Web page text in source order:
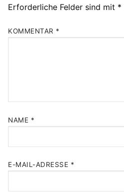
Erforderliche Felder sind mit *
KOMMENTAR *
NAME *
E-MAIL-ADRESSE *